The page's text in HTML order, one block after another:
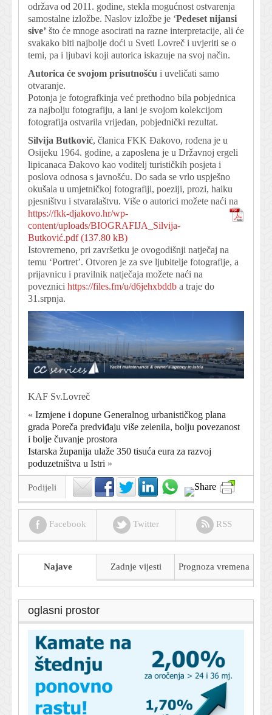
održava od 2011. godine, stekla mogućnost ostvarenja
samostalne izložbe. Naslov izložbe je ‘Pedeset nijansi
sive’ što će mnoge asocirati na razne interpretacije, ali će
svakako biti najbolje doći u Sveti Lovreč i uvjeriti se o
temi, pa i ljubavi koji autorica iskazuje na svoj način.
Autorica će svojom prisutnošću i uveličati samo
otvaranje.
Potonja je fotografkinja već prethodno bila pobjednica
za najbolju fotografiju, a lani je svojom kolekcijom
fotografija ostvarila vrijedan, pobjednički rezultat.
Silvija Butković, članica FKK Đakovo, rođena je u
Osijeku 1964. godine, a zaposlena je u Državnoj ergeli
lipicanaca Đakovo kao voditelj turističkih posjeta i
poslova odnosa s javnošću. Do sada se vrlo uspješno
okušala u umjetničkoj fotografiji, poeziji, prozi, haiku
pjesništvu i stvaralaštvu. Više o autorici možete naći na
https://fkk-djakovo.hr/wp-
content/uploads/BIOGRAFIJA_Silvija-
Butković.pdf
Istovremeno, pri završetku je ovogodišnji natječaj na
temu ‘Portret’. Otvoren je za sve ljubitelje fotografije, a
prijavnicu i pravilnik natječaja možete naći na
poveznici https://files.fm/u/d6jehxbddb a traje do
31.srpnja.
KAF Sv.Lovreč
« Izmjene i dopune Generalnog urbanističkog plana
grada Poreča predviđaju više zelenila, bolju povezanost
i bolje čuvanje prostora
Istarska županija ulaže 350 tisuća eura za razvoj
poduzetništva u Istri »
Podijeli
Facebook Twitter RSS
Najave Zadnje vijesti Prognoza vremena
oglasni prostor